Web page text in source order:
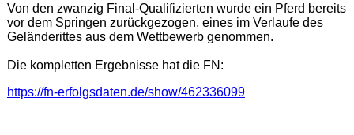
Von den zwanzig Final-Qualifizierten wurde ein Pferd bereits
vor dem Springen zurückgezogen, eines im Verlaufe des
Geländerittes aus dem Wettbewerb genommen.
Die kompletten Ergebnisse hat die FN:
https://fn-erfolgsdaten.de/show/462336099